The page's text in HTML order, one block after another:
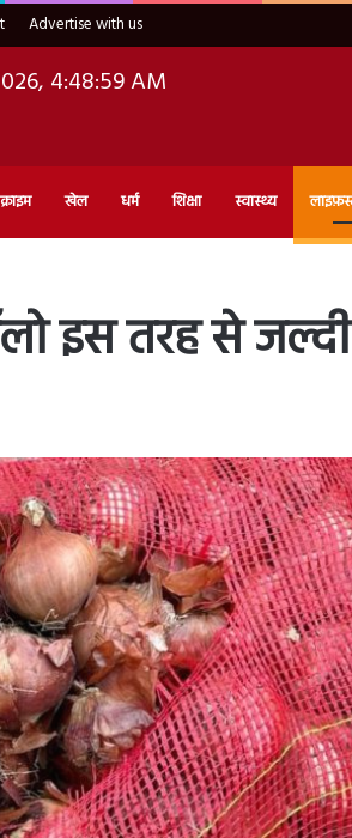
Advertise with us
4:49:00 AM
क्राइम खेल धर्म शिक्षा स्वास्थ्य
इस तरह से